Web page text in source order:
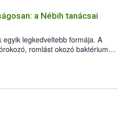
a károsító elleni további
kis kiszerelésben kiskerti
és ökológiai termesztésben is
a Nébih tanácsai
legkedveltebb formája. A
romlást okozó baktériumok
A szabadtéri sütögetés
sütési technikáról szól: legalább
a megfelelő hőkezelés, valamint a
Programja összegyűjtötte a